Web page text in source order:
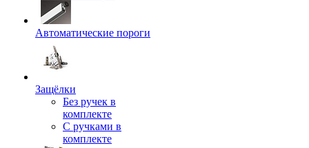
Автоматические пороги
Защёлки
Без ручек в
комплекте
С ручками в
комплекте